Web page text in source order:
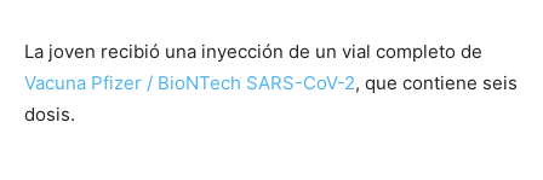
La joven recibió una inyección de un vial completo de
Vacuna Pfizer / BioNTech SARS-CoV-2, que contiene seis
dosis.